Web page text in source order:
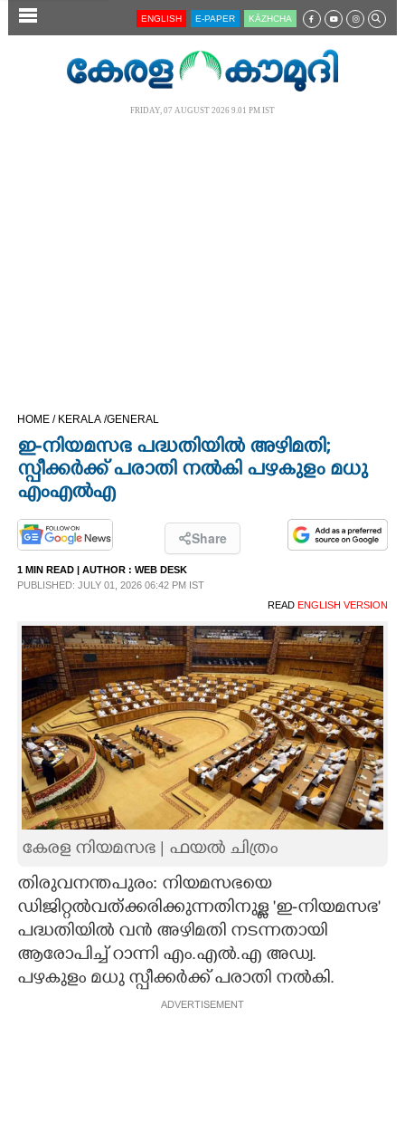
SECTIONS
CINEMA
OPINION
PHOTOS
LIFESTYLE
SPIRITUAL
INFO+
ART
ASTRO
CARTOONS
LITERATURE
ZOOM
ENGLISH E-PAPER KĀZHCHA
FRIDAY, 07 AUGUST 2026 9.01 PM IST
HOME / KERALA /GENERAL
ഇ-നിയമസഭ പദ്ധതിയില്‍ അഴിമതി;
സ്പീക്കര്‍ക്ക് പരാതി നല്‍കി പഴകുളം മധു
എംഎല്‍എ
Share
1 MIN READ | AUTHOR : WEB DESK
PUBLISHED: JULY 01, 2026 06:42 PM IST
READ ENGLISH VERSION
കേരള നിയമസഭ | ഫയല്‍ ചിത്രം
തിരുവനന്തപുരം: നിയമസഭയെ
ഡിജിറ്റല്‍വത്ക്കരിക്കുന്നതിനുള്ള 'ഇ-നിയമസഭ'
പദ്ധതിയില്‍ വന്‍ അഴിമതി നടന്നതായി
ആരോപിച്ച് റാന്നി എം.എല്‍.എ അഡ്വ.
പഴകുളം മധു സ്പീക്കര്‍ക്ക് പരാതി നല്‍കി.
ADVERTISEMENT